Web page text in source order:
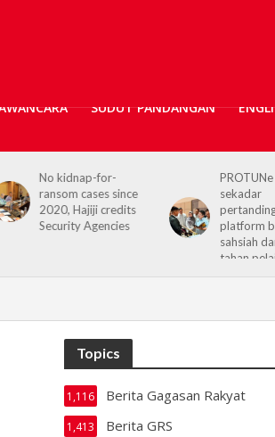
SUDUT PANDANGAN
PROTUNe bukan
sekadar
pertandingan, ia
platform bentuk
Hajiji
reaffirms
Topics
Berita Gagasan Rakyat
1,116
Berita GRS
1,413